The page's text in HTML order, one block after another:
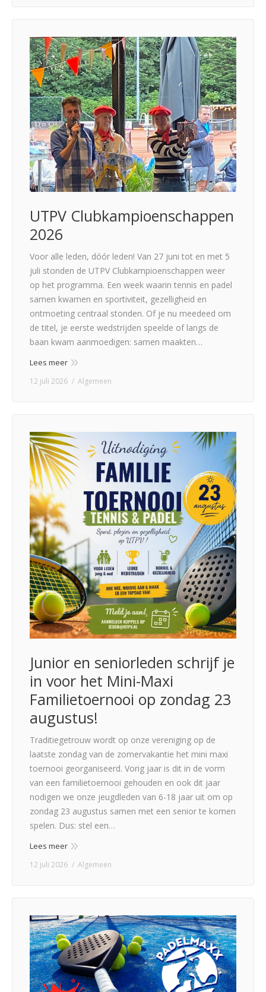
UTPV Clubkampioenschappen
2026
Voor alle leden, dóór leden! Van 27 juni tot en met 5
juli stonden de UTPV Clubkampioenschappen weer
op het programma. Een week waarin tennis en padel
samen kwamen en sportiviteit, gezelligheid en
ontmoeting centraal stonden. Of je nu meedeed om
de titel, je eerste wedstrijden speelde of langs de
baan kwam aanmoedigen: samen maakten…
Lees meer
12 juli 2026 Algemeen
Junior en seniorleden schrijf je
in voor het Mini-Maxi
Familietoernooi op zondag 23
augustus!
Traditiegetrouw wordt op onze vereniging op de
laatste zondag van de zomervakantie het mini maxi
toernooi georganiseerd. Vorig jaar is dit in de vorm
van een familietoernooi gehouden en ook dit jaar
nodigen we onze jeugdleden van 6-18 jaar uit om op
zondag 23 augustus samen met een senior te komen
spelen. Dus: stel een…
Lees meer
12 juli 2026 Algemeen